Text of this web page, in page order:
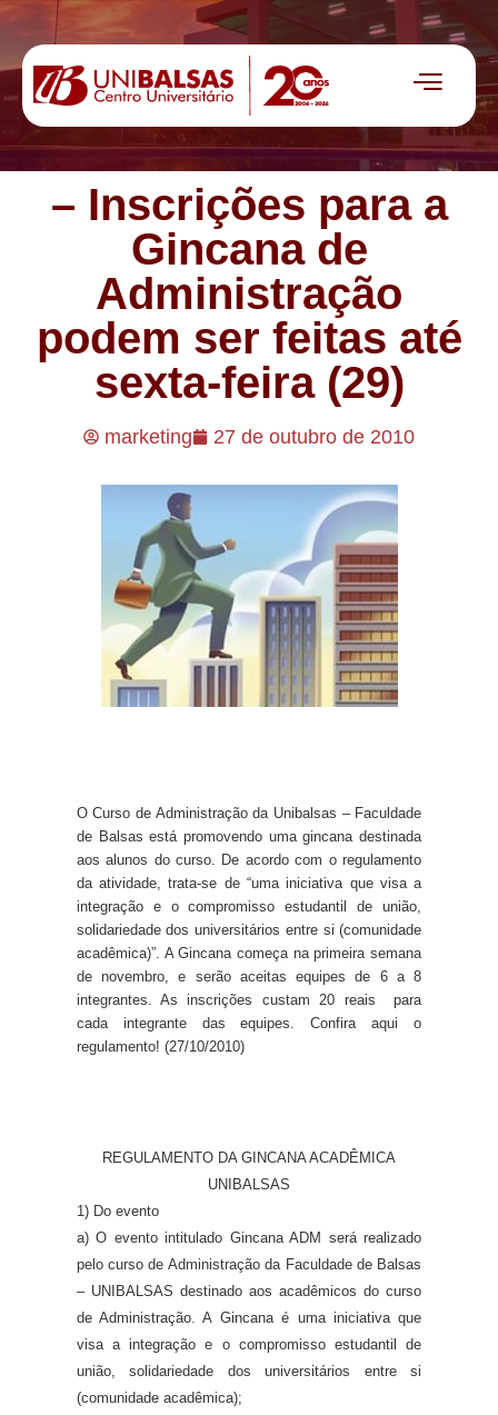
– Inscrições para a
Gincana de
Administração
podem ser feitas até
sexta-feira (29)
marketing 27 de outubro de 2010
O Curso de Administração da Unibalsas – Faculdade
de Balsas está promovendo uma gincana destinada
aos alunos do curso. De acordo com o regulamento
da atividade, trata-se de “uma iniciativa que visa a
integração e o compromisso estudantil de união,
solidariedade dos universitários entre si (comunidade
acadêmica)”. A Gincana começa na primeira semana
de novembro, e serão aceitas equipes de 6 a 8
integrantes. As inscrições custam 20 reais para
cada integrante das equipes. Confira aqui o
regulamento! (27/10/2010)
REGULAMENTO DA GINCANA ACADÊMICA
UNIBALSAS
1) Do evento
a) O evento intitulado Gincana ADM será realizado
pelo curso de Administração da Faculdade de Balsas
– UNIBALSAS destinado aos acadêmicos do curso
de Administração. A Gincana é uma iniciativa que
visa a integração e o compromisso estudantil de
união, solidariedade dos universitários entre si
(comunidade acadêmica);